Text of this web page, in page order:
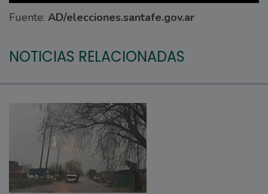
Fuente: AD/elecciones.santafe.gov.ar
NOTICIAS RELACIONADAS